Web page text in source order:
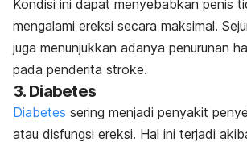
Kondisi ini dapat menyebabkan penis
mengalami ereksi secara maksimal.
juga menunjukkan adanya penurunan
pada penderita stroke.
3. Diabetes
Diabetes sering menjadi penyakit
atau disfungsi ereksi. Hal ini terjadi